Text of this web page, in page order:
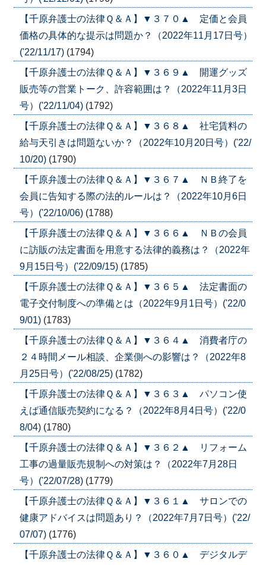
【千原弁護士の法律Ｑ＆Ａ】▼３７０▲ 定価と会員
価格の具体的な提示は問題か？（2022年11月17日号）
('22/11/17) (1794)
【千原弁護士の法律Ｑ＆Ａ】▼３６９▲ 開運グッズ
販売等の営業トーク、許容範囲は？（2022年11月3日
号）('22/11/04) (1792)
【千原弁護士の法律Ｑ＆Ａ】▼３６８▲ 社宅賃料の
給与天引きは問題ないか？（2022年10月20日号）('22/
10/20) (1790)
【千原弁護士の法律Ｑ＆Ａ】▼３６７▲ ＮＢ終了を
会員に告知する際の法的ルールは？（2022年10月6日
号）('22/10/06) (1788)
【千原弁護士の法律Ｑ＆Ａ】▼３６６▲ ＮＢの会員
に訪販の法定書面を用意する法律的義務は？（2022年
9月15日号）('22/09/15) (1785)
【千原弁護士の法律Ｑ＆Ａ】▼３６５▲ 法定書面の
電子交付制度への準備とは（2022年9月1日号）('22/0
9/01) (1783)
【千原弁護士の法律Ｑ＆Ａ】▼３６４▲ 消費者庁の
２４時間メール相談、企業側への影響は？（2022年8
月25日号）('22/08/25) (1782)
【千原弁護士の法律Ｑ＆Ａ】▼３６３▲ パソコン使
えば通信販売契約になる？（2022年8月4日号）('22/0
8/04) (1780)
【千原弁護士の法律Ｑ＆Ａ】▼３６２▲ リフォーム
工事の過量販売規制への対策は？（2022年7月28日
号）('22/07/28) (1779)
【千原弁護士の法律Ｑ＆Ａ】▼３６１▲ サロンでの
健康アドバイスは問題あり？（2022年7月7日号）('22/
07/07) (1776)
【千原弁護士の法律Ｑ＆Ａ】▼３６０▲ デジタルデ